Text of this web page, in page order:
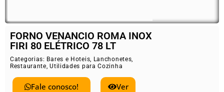
FORNO VENANCIO ROMA INOX
FIRI 80 ELÉTRICO 78 LT
Categorias: Bares e Hoteis, Lanchonetes,
Restaurante,Utilidades para Cozinha
Fale conosco! Ver